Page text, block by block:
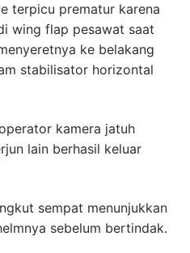
terpicu prematur karena
wing flap pesawat saat
ke belakang
stabilisator horizontal
kamera jatuh
lain berhasil keluar
sempat menunjukkan
sebelum bertindak.